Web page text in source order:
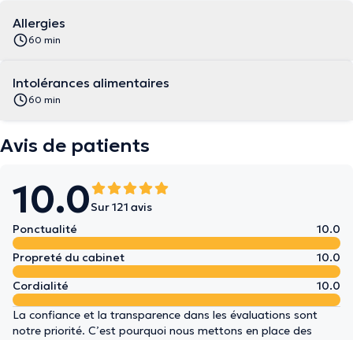
Allergies
60 min
Intolérances alimentaires
60 min
Avis de patients
10.0Sur 121 avis
Ponctualité
10.0
Propreté du cabinet
10.0
Cordialité
10.0
La confiance et la transparence dans les évaluations sont
notre priorité. C’est pourquoi nous mettons en place des